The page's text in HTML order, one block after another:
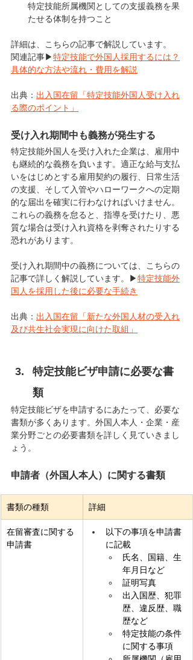
特定技能所属機関としての支援義務を果
たせる体制を持つこと
詳細は、こちらの記事で解説しています。
関連記事▶特定技能で外国人採用するには？
具体的な方法や流れ・費用を解説
出典： 出入国在留「特定技能外国人受け入れ
る際のポイント」
受け入れ期間中も義務が発生する
特定技能外国人を受け入れた企業は、雇用中
も継続的な義務を負います。適正な給与支払
いをはじめとする雇用契約の履行、日常生活
の支援、そして入管やハローワークへの定期
的な届出を確実に行わなければいけません。
これらの義務を怠ると、指導を受けたり、悪
質な場合は受け入れ資格を剥奪されたりする
恐れがあります。
受け入れ期間中の義務については、こちらの
記事で詳しく解説しています。▶特定技能外
国人を採用した後に必要な手続き
出典： 出入国在留「新たな外国人材の受入れ
及び共生社会実現に向けた取組」
特定技能ビザ申請に必要な書
類
特定技能ビザを申請するにあたって、必要な
書類が多くあります。外国人本人・企業・産
業分野ごとの必要書類を詳しく見ていきまし
ょう。
申請者（外国人本人）に関する書類
書類の種類 詳細
在留審査に関する
申請書
以下の事項を申請書
に記載
氏名、国籍、生
年月日など
証明写真
出入国歴、犯罪
歴、違反歴、職
歴など
特定技能の条件
に関する事項